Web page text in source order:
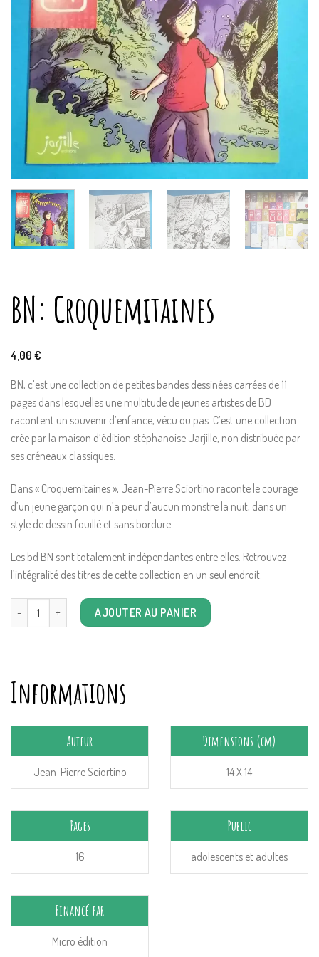
BN: Croquemitaines
4,00 €
BN, c’est une collection de petites bandes dessinées carrées de 11
pages dans lesquelles une multitude de jeunes artistes de BD
racontent un souvenir d’enfance, vécu ou pas. C’est une collection
crée par la maison d’édition stéphanoise Jarjille, non distribuée par
ses créneaux classiques.
Dans « Croquemitaines », Jean-Pierre Sciortino raconte le courage
d’un jeune garçon qui n’a peur d’aucun monstre la nuit, dans un
style de dessin fouillé et sans bordure.
Les bd BN sont totalement indépendantes entre elles. Retrouvez
l’intégralité des titres de cette collection en un seul endroit.
quantité de BN: CroquemitainesAJOUTER AU PANIER
Informations
Auteur
Jean-Pierre Sciortino
Dimensions (cm)
14 X 14
Pages
16
Public
adolescents et adultes
Financé par
Micro édition